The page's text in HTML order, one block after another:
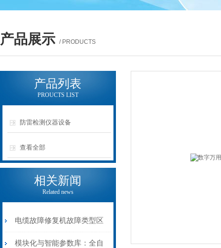
产品展示 / PRODUCTS
产品列表
PROUCTS LIST
防雷检测仪器设备
查看全部
相关新闻
Related news
电缆故障修复机故障类型区
分指南：从“绝缘电
模块化与智能参数库：全自